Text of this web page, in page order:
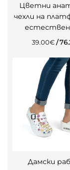
Цветни
чехли на
39.00€ /
Дамски